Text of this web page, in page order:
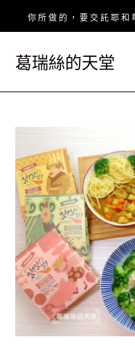
你 所 做 的 ， 要 交 託 耶 和
葛瑞絲的天堂